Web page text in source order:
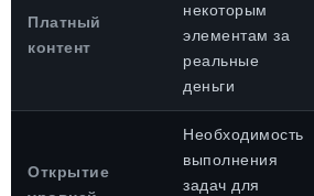
Платный
контент
некоторым
элементам за
реальные
деньги
Открытие
Необходимость
выполнения
задач для